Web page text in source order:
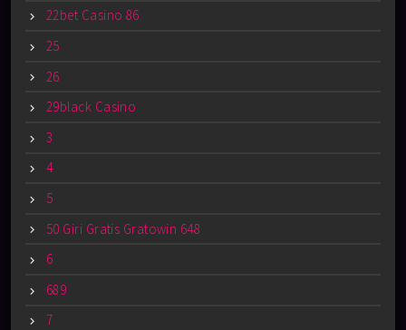
22bet Casino 86
25
26
29black Casino
3
4
5
50 Giri Gratis Gratowin 648
6
689
7